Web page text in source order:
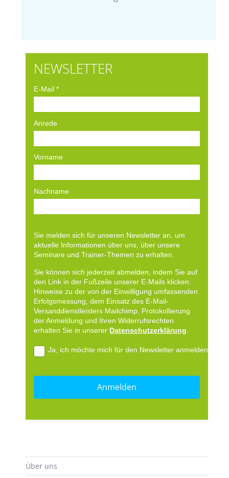
NEWSLETTER
E-Mail *
Anrede
Vorname
Nachname
Sie melden sich für unseren Newsletter an, um
aktuelle Informationen über uns, über unsere
Seminare und Trainer-Themen zu erhalten.
Sie können sich jederzeit abmelden, indem Sie auf
den Link in der Fußzeile unserer E-Mails klicken.
Hinweise zu der von der Einwilligung umfassenden
Erfolgsmessung, dem Einsatz des E-Mail-
Versanddienstleisters Mailchimp, Protokollierung
der Anmeldung und Ihren Widerrufsrechten
erhalten Sie in unserer Datenschutzerklärung.
Ja, ich möchte mich für den Newsletter anmelden.
Über uns